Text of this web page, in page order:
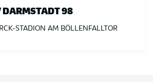
DARMSTADT 98
STADION AM BÖLLENFALLTOR